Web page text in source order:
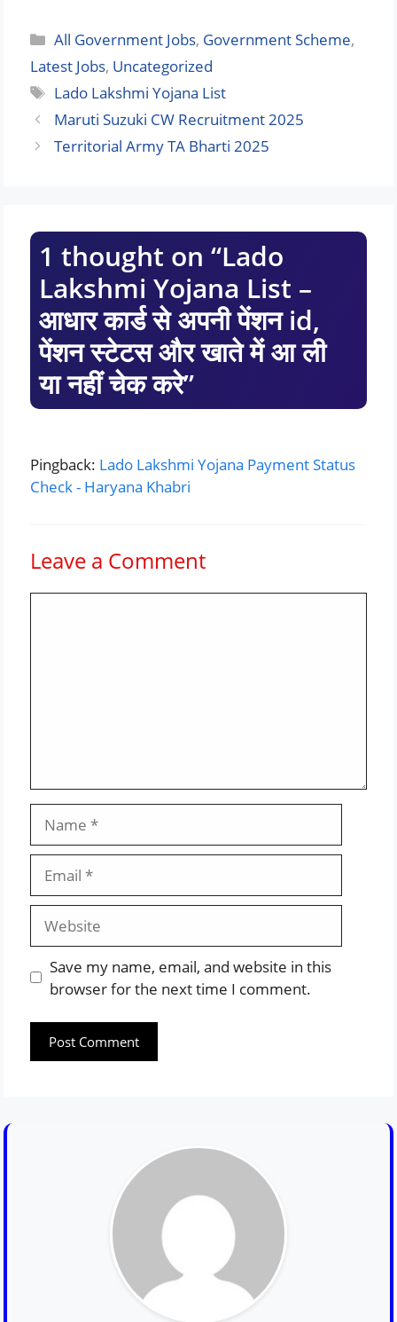
Categories
All Government Jobs, Government Scheme,
Latest Jobs, Uncategorized
Tags
Lado Lakshmi Yojana List
Maruti Suzuki CW Recruitment 2025
Territorial Army TA Bharti 2025
1 thought on “Lado
Lakshmi Yojana List –
आधार कार्ड से अपनी पेंशन id,
पेंशन स्टेटस और खाते में आ ली
या नहीं चेक करे”
Pingback: Lado Lakshmi Yojana Payment Status
Check - Haryana Khabri
Leave a Comment
Website
Save my name, email, and website in this
browser for the next time I comment.